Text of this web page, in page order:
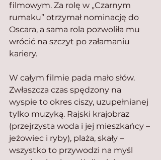
filmowym. Za rolę w „Czarnym
rumaku” otrzymał nominację do
Oscara, a sama rola pozwoliła mu
wrócić na szczyt po załamaniu
kariery.
W całym filmie pada mało słów.
Zwłaszcza czas spędzony na
wyspie to okres ciszy, uzupełnianej
tylko muzyką. Rajski krajobraz
(przejrzysta woda i jej mieszkańcy –
jeżowiec i ryby), plaża, skały –
wszystko to przywodzi na myśl